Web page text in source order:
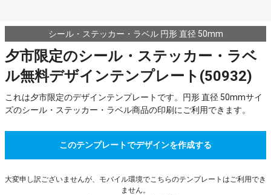
シール・ステッカー・ラベル 円形 直径 50mm
夕市限定のシール・ステッカー・ラベ
ル無料デザインテンプレート(50932)
これは夕市限定のデザインテンプレートです。円形 直径 50mmサイ
ズのシール・ステッカー・ラベル商品の印刷にご利用できます。
このテンプレートでデザインを作成する
大変申し訳ございませんが、モバイル環境でこちらのテンプレートはご利用でき
ません。